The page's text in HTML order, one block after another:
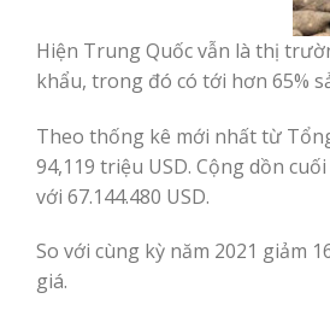
Hiện Trung Quốc vẫn là thị
khẩu, trong đó có tới hơn 65%
Theo thống kê mới nhất từ
94,119 triệu USD. Cộng dồn
với 67.144.480 USD.
So với cùng kỳ năm 2021 giảm
giá.